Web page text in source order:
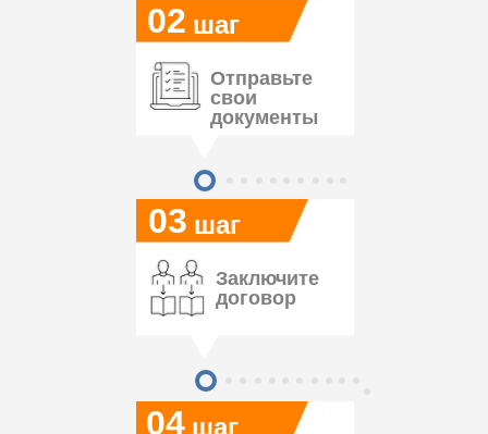
04
03
02 шаг
шаг
шаг
Отправьте
свои
документы
Заключите
договор